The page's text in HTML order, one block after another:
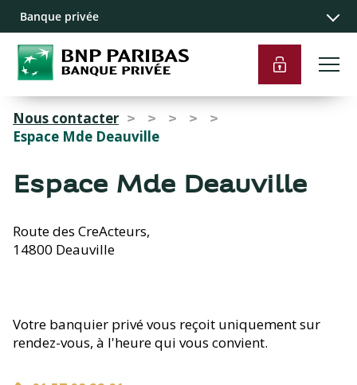
Navigation
principale
Banque privée
Nous contacter > > > > >
Espace Mde Deauville
Espace Mde Deauville
Route des CreActeurs,
14800 Deauville
Votre banquier privé vous reçoit uniquement sur
rendez-vous, à l'heure qui vous convient.